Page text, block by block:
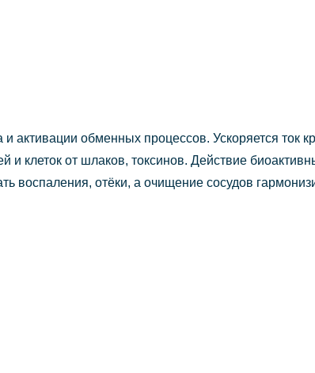
активации обменных процессов. Ускоряется ток
клеток от шлаков, токсинов. Действие
воспаления, отёки, а очищение сосудов